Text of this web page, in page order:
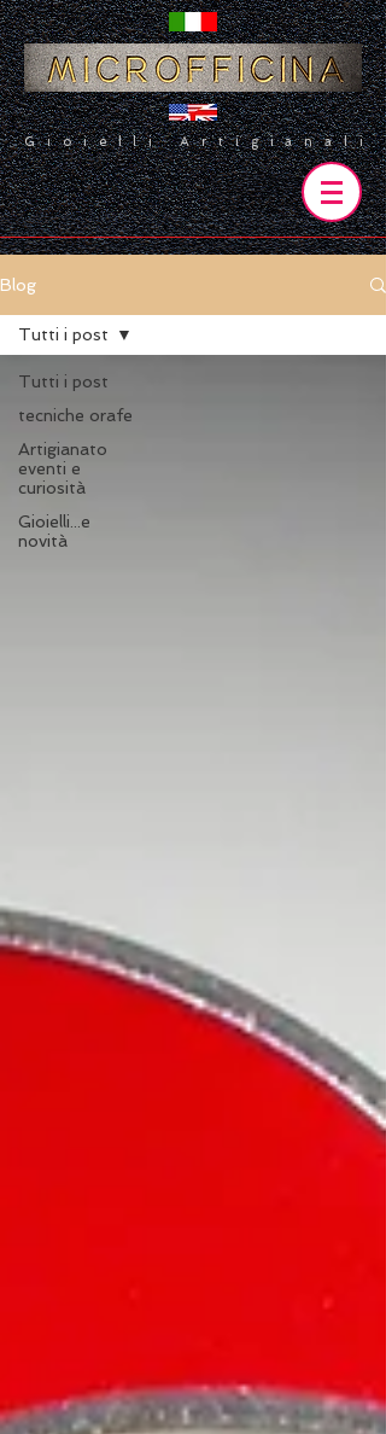
Gioielli Artigianali
Blog
Tutti i post
tecniche orafe
Artigianato
eventi e
curiosità
Gioielli...e
novità
Tutti i post